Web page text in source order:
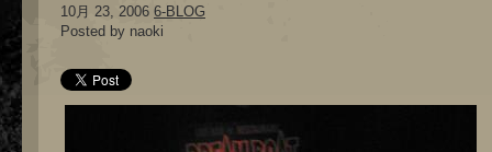
10月 23, 2006 6-BLOG
Posted by naoki